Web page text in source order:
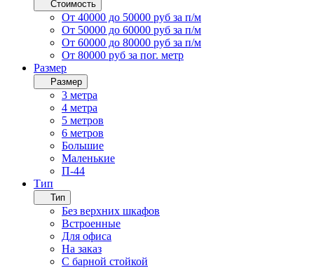
Стоимость
От 40000 до 50000 руб за п/м
От 50000 до 60000 руб за п/м
От 60000 до 80000 руб за п/м
От 80000 руб за пог. метр
Размер
Размер
3 метра
4 метра
5 метров
6 метров
Большие
Маленькие
П-44
Тип
Тип
Без верхних шкафов
Встроенные
Для офиса
На заказ
С барной стойкой